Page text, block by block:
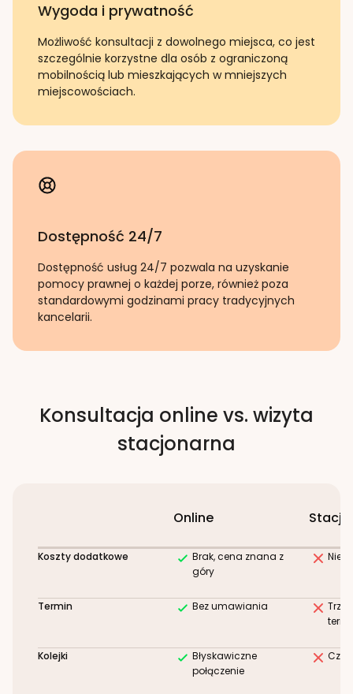
Wygoda i prywatność
Możliwość konsultacji z dowolnego miejsca, co jest
szczególnie korzystne dla osób z ograniczoną
mobilnością lub mieszkających w mniejszych
miejscowościach.
Dostępność 24/7
Dostępność usług 24/7 pozwala na uzyskanie
pomocy prawnej o każdej porze, również poza
standardowymi godzinami pracy tradycyjnych
kancelarii.
Konsultacja online vs. wizyta
stacjonarna
Online
Koszty dodatkowe
Brak, cena znana z
góry
Termin Bez umawiania
Kolejki
Błyskawiczne
połączenie